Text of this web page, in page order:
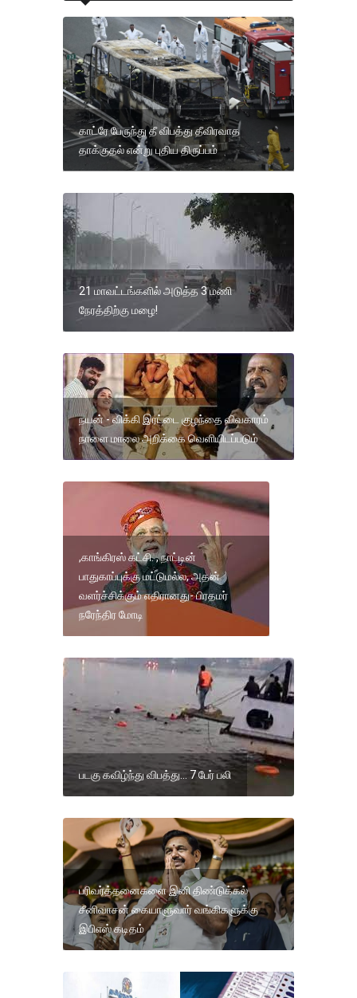
காட்ரே பேருந்து தீ விபத்து தீவிரவாத
தாக்குதல் என்று புதிய திருப்பம்
21 மாவட்டங்களில் அடுத்த 3 மணி
நேரத்திற்கு மழை!
நயன் - விக்கி இரட்டை குழந்தை விவகாரம்
நாளை மாலை அறிக்கை வெளியிடப்படும்
,காங்கிரஸ் கட்சி. , நாட்டின்
பாதுகாப்புக்கு மட்டுமல்ல, அதன்
வளர்ச்சிக்கும் எதிரானது- பிரதமர்
நரேந்திர மோடி
படகு கவிழ்ந்து விபத்து... 7 பேர் பலி
பரிவர்த்தனைகளை இனி திண்டுக்கல்
சீனிவாசன் கையாளுவார் வங்கிகளுக்கு
இபிஎஸ் கடிதம்